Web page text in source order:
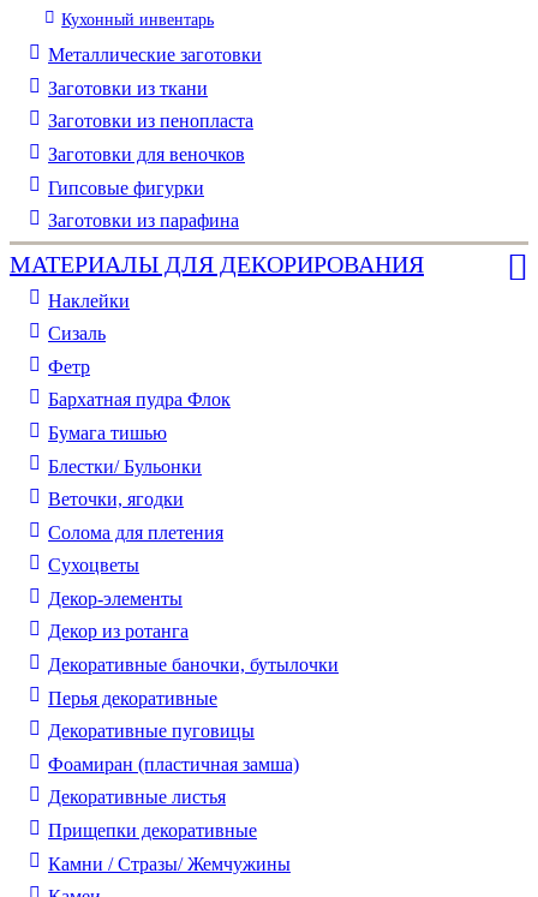
Кухонный инвентарь
Металлические заготовки
Заготовки из ткани
Заготовки из пенопласта
Заготовки для веночков
Гипсовые фигурки
Заготовки из парафина
МАТЕРИАЛЫ ДЛЯ ДЕКОРИРОВАНИЯ
Наклейки
Сизаль
Фетр
Бархатная пудра Флок
Бумага тишью
Блестки/ Бульонки
Веточки, ягодки
Солома для плетения
Cухоцветы
Декор-элементы
Декор из ротанга
Декоративные баночки, бутылочки
Перья декоративные
Декоративные пуговицы
Фоамиран (пластичная замша)
Декоративные листья
Прищепки декоративные
Камни / Cтразы/ Жемчужины